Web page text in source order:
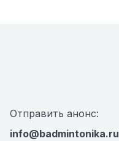
Отправить анонс:
info@badmintonika.ru